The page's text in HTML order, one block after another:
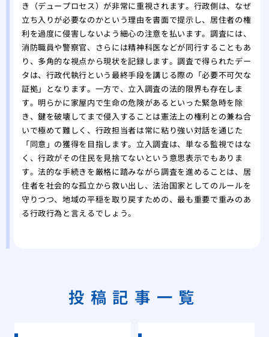
き（デュープロセス）が非常に重視されます。行政側は、なぜ
立ち入りが必要なのかという理由を書面で提示し、居住者の権
利を過度に侵害しないよう細心の注意を払います。調査には、
消防職員や警察官、さらには精神科医などが同行することもあ
り、多角的な視点から現状を記録します。調査で得られたデー
タは、行政代執行という最終手段を講じる際の「必要不可欠な
証拠」となります。一方で、立入調査の法的限界も存在しま
す。明らかに家屋内で生命の危険があるといった緊急時を除
き、鍵を破壊してまで侵入することは憲法上の権利との兼ね合
いで極めて難しく、行政担当者は常に粘り強い対話を通じた
「同意」の獲得を目指します。立入調査は、単なる監視ではな
く、行政がその住民を見捨てないという意思表示でもありま
す。法的な手続きを厳格に踏みながら調査を進めることは、居
住者を社会的な孤立から救い出し、法治国家としてのルールを
守りつつ、地域の平穏を取り戻すための、最も重要で重みのあ
る行政行為と言えるでしょう。
投稿記事一覧